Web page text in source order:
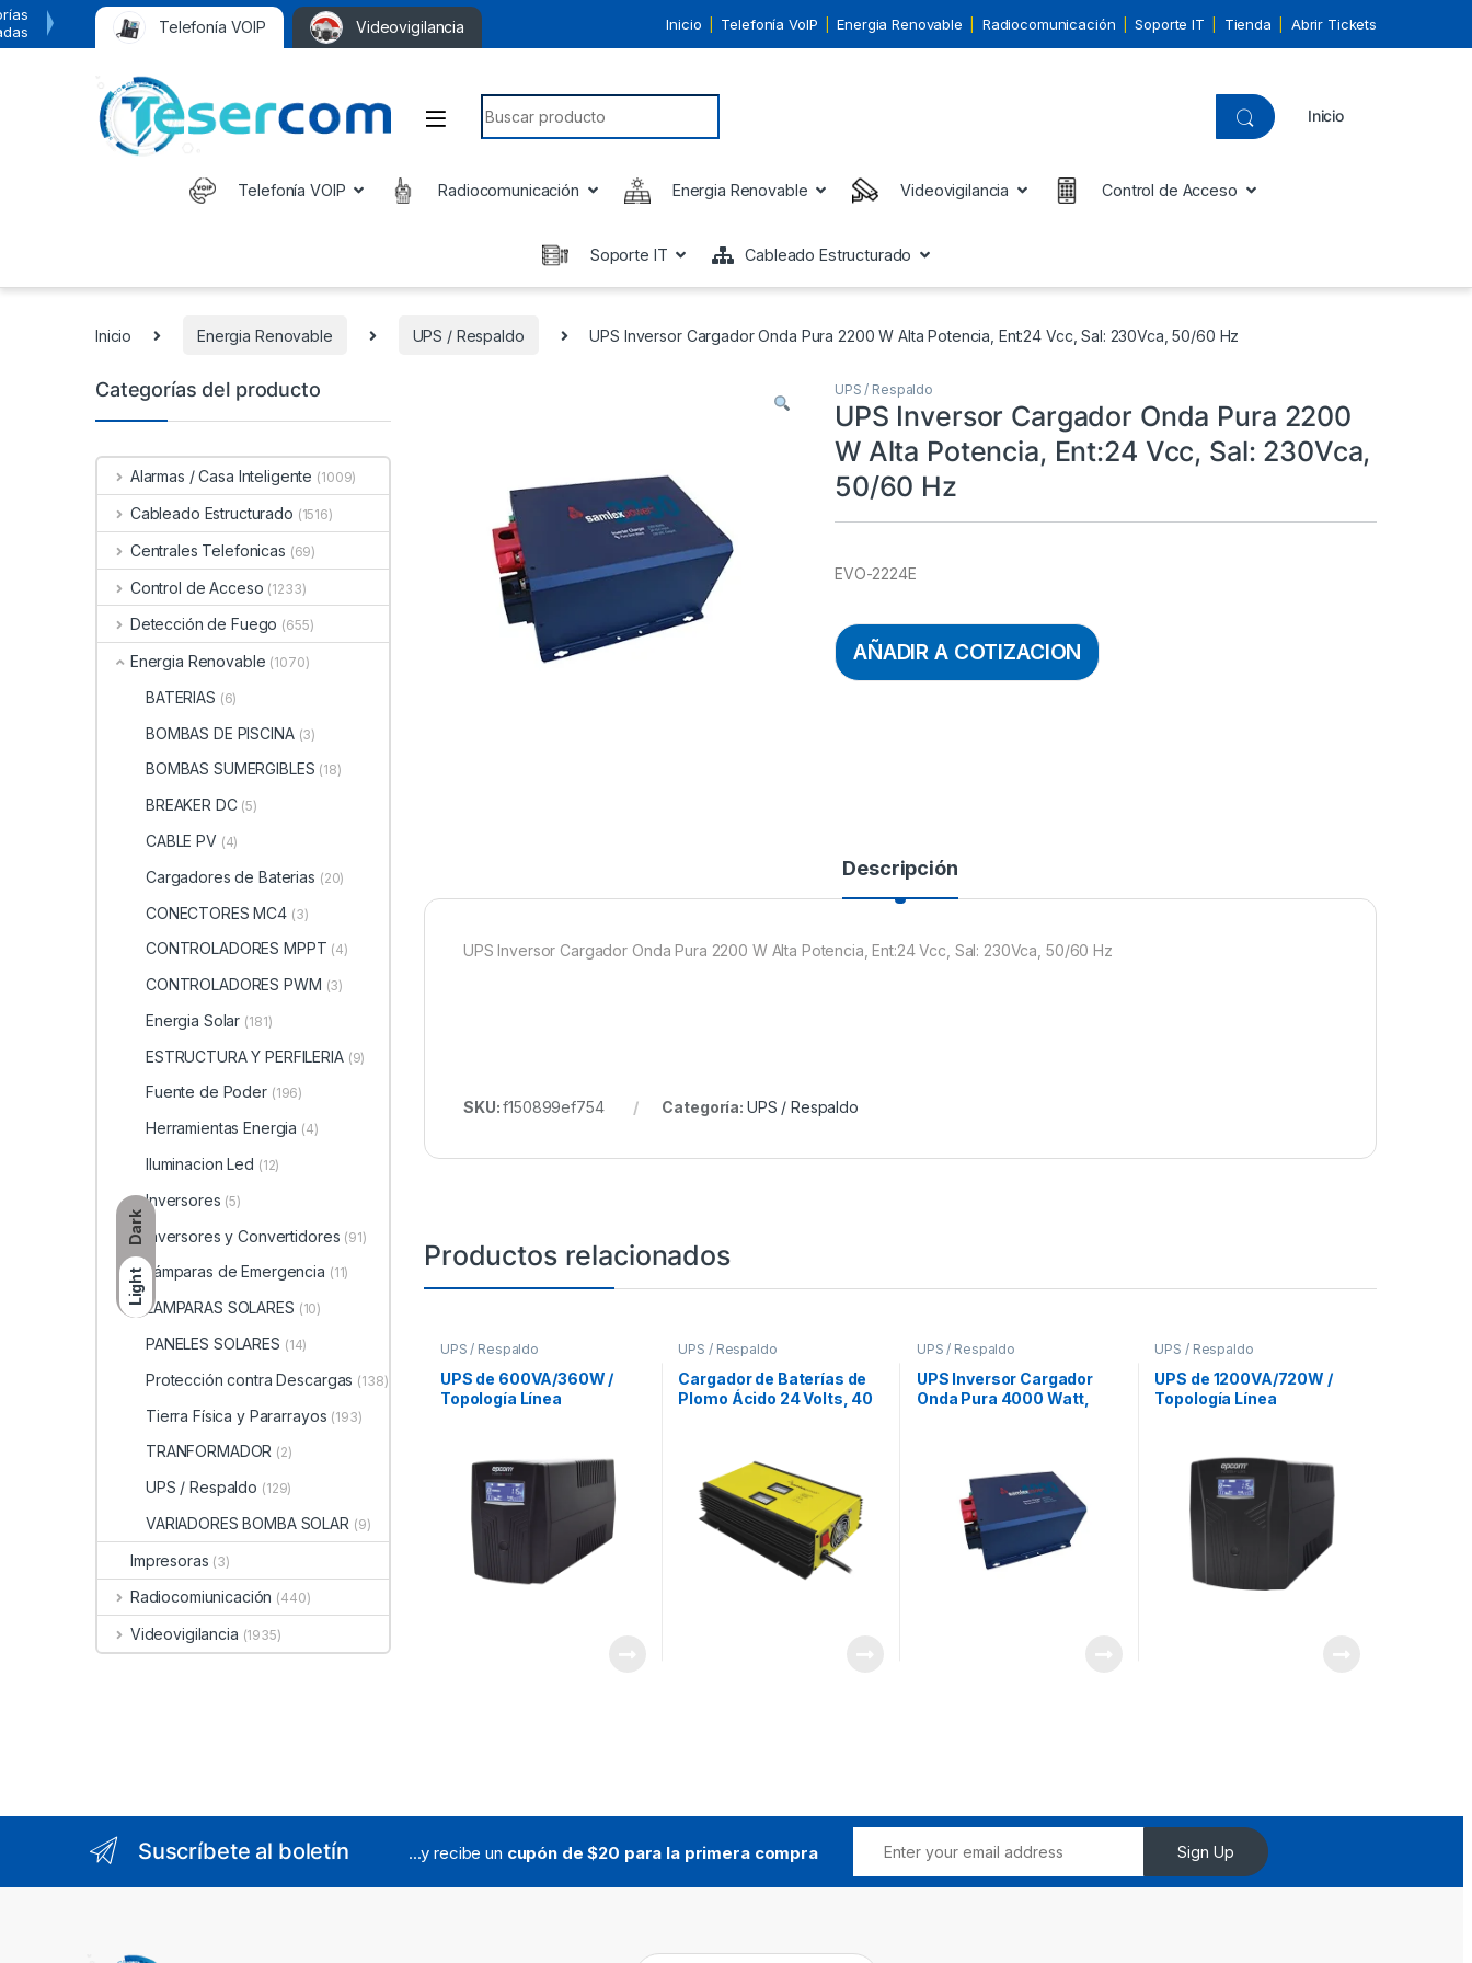
Dark
Light
Telefonía VOIP Videovigilancia Inicio Telefonía VoIP Energia Renovable Radiocomunicación Soporte IT Tienda Abrir Tickets
Search for:
Inicio
Telefonía VOIP Radiocomunicación Energia Renovable Videovigilancia Control de Acceso
Soporte IT Cableado Estructurado
Inicio Energia Renovable UPS / Respaldo UPS Inversor Cargador Onda Pura 2200 W Alta Potencia, Ent:24 Vcc, Sal: 230Vca, 50/60 Hz
UPS / Respaldo
UPS Inversor Cargador Onda Pura 2200
W Alta Potencia, Ent:24 Vcc, Sal: 230Vca,
50/60 Hz
EVO-2224E
AÑADIR A COTIZACION
Descripción
UPS Inversor Cargador Onda Pura 2200 W Alta Potencia, Ent:24 Vcc, Sal: 230Vca, 50/60 Hz
SKU:f150899ef754 Categoría: UPS / Respaldo
Productos relacionados
UPS / Respaldo
UPS de 600VA/360W /
Topología Línea
de Voltaje AVR 80-150 Vca
/ Clavija NEMA 5-15P / 4
Tomas NEMA 5-15R
UPS / Respaldo
Cargador de Baterías de
Plomo Ácido 24 Volts, 40
UPS / Respaldo
UPS Inversor Cargador
Onda Pura 4000 Watt,
UPS / Respaldo
UPS de 1200VA/720W /
Topología Línea
NEMA 5-15P / 6 Tomas
NEMA 5-15R
Categorías del producto
Alarmas / Casa Inteligente (1009)
Cableado Estructurado (1516)
Centrales Telefonicas (69)
Control de Acceso (1233)
Detección de Fuego (655)
Energia Renovable (1070)
BATERIAS (6)
BOMBAS DE PISCINA (3)
BOMBAS SUMERGIBLES (18)
BREAKER DC (5)
CABLE PV (4)
Cargadores de Baterias (20)
CONECTORES MC4 (3)
CONTROLADORES MPPT (4)
CONTROLADORES PWM (3)
Energia Solar (181)
ESTRUCTURA Y PERFILERIA (9)
Fuente de Poder (196)
Herramientas Energia (4)
Iluminacion Led (12)
Inversores (5)
Inversores y Convertidores (91)
Lámparas de Emergencia (11)
LAMPARAS SOLARES (10)
PANELES SOLARES (14)
Protección contra Descargas (138)
Tierra Física y Pararrayos (193)
TRANFORMADOR (2)
UPS / Respaldo (129)
VARIADORES BOMBA SOLAR (9)
Impresoras (3)
Radiocomiunicación (440)
Videovigilancia (1935)
Suscríbete al boletín ...y recibe un cupón de $20 para la primera compra Sign Up